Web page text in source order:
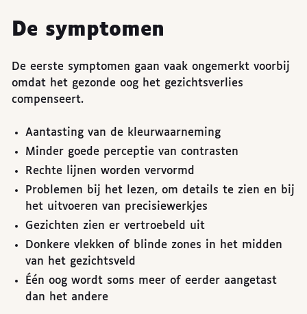
De symptomen
De eerste symptomen gaan vaak ongemerkt voorbij
omdat het gezonde oog het gezichtsverlies
compenseert.
Aantasting van de kleurwaarneming
Minder goede perceptie van contrasten
Rechte lijnen worden vervormd
Problemen bij het lezen, om details te zien en bij
het uitvoeren van precisiewerkjes
Gezichten zien er vertroebeld uit
Donkere vlekken of blinde zones in het midden
van het gezichtsveld
Één oog wordt soms meer of eerder aangetast
dan het andere